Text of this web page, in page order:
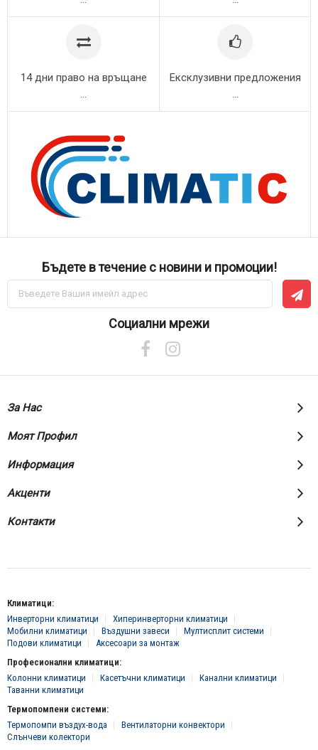
14 дни право на връщане Ексклузивни предложения
Бъдете в течение с новини и промоции!
Абонирай
за
Социални мрежи
За Нас
Моят Профил
Информация
Акценти
Контакти
Климатици:
Инверторни климатици
Хиперинверторни климатици
Мобилни климатици
Въздушни завеси
Мултисплит системи
Подови климатици
Аксесоари за монтаж
Професионални климатици:
Колонни климатици
Касетъчни климатици
Канални климатици
Таванни климатици
Термопомпени системи:
Термопомпи въздух-вода
Вентилаторни конвектори
Слънчеви колектори